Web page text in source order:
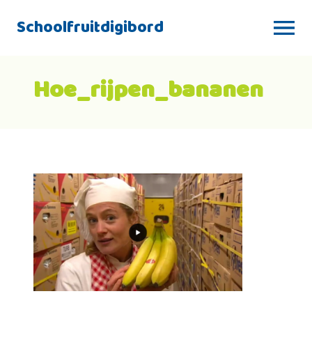
Schoolfruitdigibord
Hoe_rijpen_bananen